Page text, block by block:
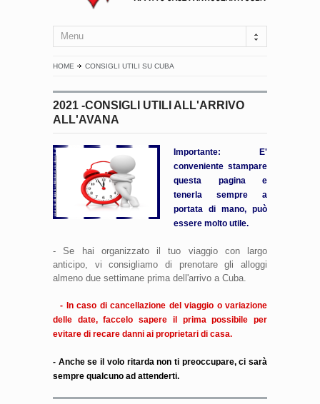
Menu
HOME CONSIGLI UTILI SU CUBA
2021 -CONSIGLI UTILI ALL'ARRIVO
ALL'AVANA
Importante: E'
conveniente stampare
questa pagina e
tenerla sempre a
portata di mano, può
essere molto utile.
- Se hai organizzato il tuo viaggio con largo
anticipo, vi consigliamo di prenotare gli alloggi
almeno due settimane prima dell'arrivo a Cuba.
- In caso di cancellazione del viaggio o variazione
delle date, faccelo sapere il prima possibile per
evitare di recare danni ai proprietari di casa.
- Anche se il volo ritarda non ti preoccupare, ci sarà
sempre qualcuno ad attenderti.